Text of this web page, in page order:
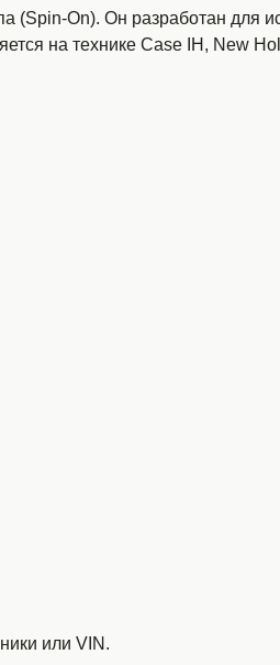
(Spin-On). Он разработан для
на технике Case IH, New
или VIN.